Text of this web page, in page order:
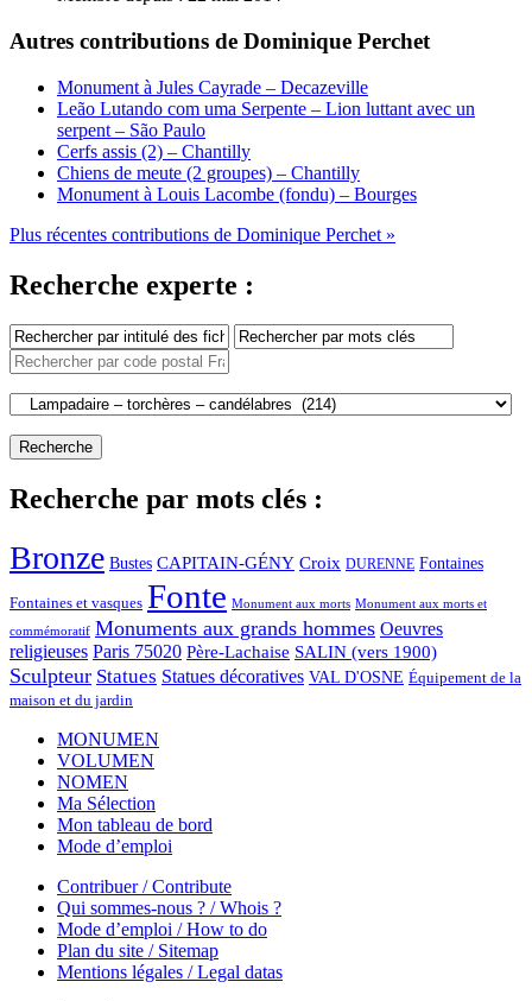
Autres contributions de Dominique Perchet
Monument à Jules Cayrade – Decazeville
Leão Lutando com uma Serpente – Lion luttant avec un
serpent – São Paulo
Cerfs assis (2) – Chantilly
Chiens de meute (2 groupes) – Chantilly
Monument à Louis Lacombe (fondu) – Bourges
Plus récentes contributions de Dominique Perchet »
Recherche experte :
Recherche par mots clés :
Bronze Bustes CAPITAIN-GÉNY Croix DURENNE Fontaines
Fontaines et vasques Fonte Monument aux morts Monument aux morts et
commémoratif Monuments aux grands hommes Oeuvres
religieuses Paris 75020 Père-Lachaise SALIN (vers 1900)
Sculpteur Statues Statues décoratives VAL D'OSNE Équipement de la
maison et du jardin
MONUMEN
VOLUMEN
NOMEN
Ma Sélection
Mon tableau de bord
Mode d’emploi
Contribuer / Contribute
Qui sommes-nous ? / Whois ?
Mode d’emploi / How to do
Plan du site / Sitemap
Mentions légales / Legal datas